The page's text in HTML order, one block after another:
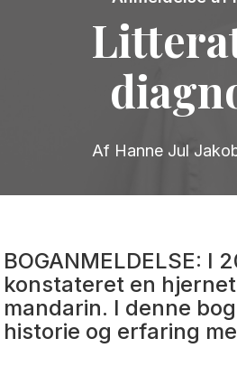
Af Hanne Jul
BOGANMELDELSE: I
konstateret en
mandarin. I denne
historie og erfaring